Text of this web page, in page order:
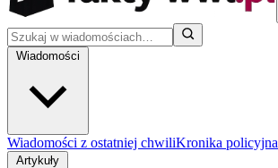
Wiadomości
Wiadomości z ostatniej chwiliKronika policyjna
Artykuły